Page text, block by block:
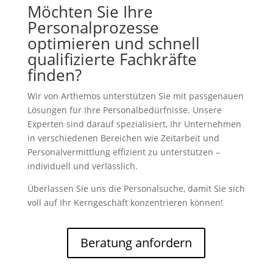
Möchten Sie Ihre
Personalprozesse
optimieren und schnell
qualifizierte Fachkräfte
finden?
Wir von Arthemos unterstützen Sie mit passgenauen
Lösungen für Ihre Personalbedürfnisse. Unsere
Experten sind darauf spezialisiert, Ihr Unternehmen
in verschiedenen Bereichen wie Zeitarbeit und
Personalvermittlung effizient zu unterstützen –
individuell und verlässlich.
Überlassen Sie uns die Personalsuche, damit Sie sich
voll auf Ihr Kerngeschäft konzentrieren können!
Beratung anfordern